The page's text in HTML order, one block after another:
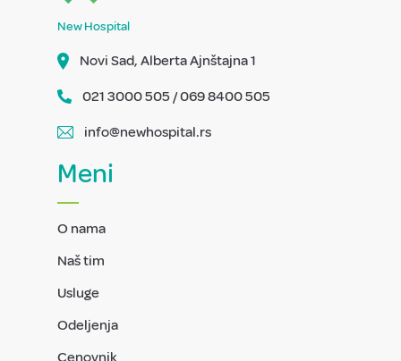
New Hospital
Novi Sad, Alberta Ajnštajna 1
021 3000 505 / 069 8400 505
info@newhospital.rs
Meni
O nama
Naš tim
Usluge
Odeljenja
Cenovnik